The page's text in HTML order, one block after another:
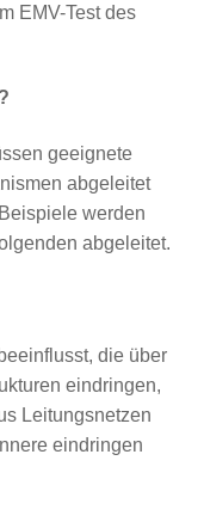
EMV-Test des
geeignete
abgeleitet
werden
abgeleitet.
die über
eindringen,
Leitungsnetzen
eindringen